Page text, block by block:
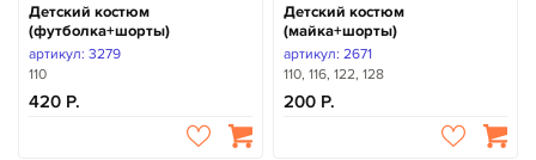
Детский костюм
(футболка+шорты)
артикул: 3279
110
420
Детский костюм
(майка+шорты)
артикул: 2671
110, 116, 122, 128
200